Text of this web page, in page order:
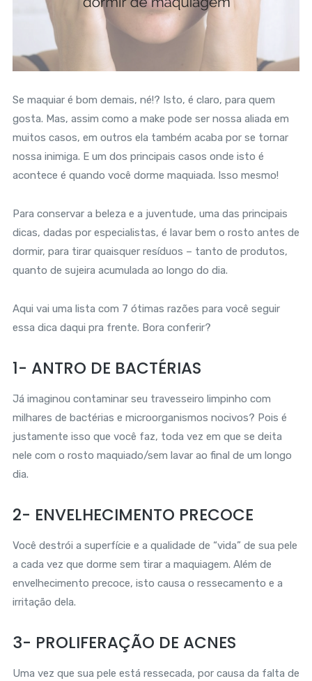
Se maquiar é bom demais, né!? Isto, é claro, para quem
gosta. Mas, assim como a make pode ser nossa aliada em
muitos casos, em outros ela também acaba por se tornar
nossa inimiga. E um dos principais casos onde isto é
acontece é quando você dorme maquiada. Isso mesmo!
Para conservar a beleza e a juventude, uma das principais
dicas, dadas por especialistas, é lavar bem o rosto antes de
dormir, para tirar quaisquer resíduos – tanto de produtos,
quanto de sujeira acumulada ao longo do dia.
Aqui vai uma lista com 7 ótimas razões para você seguir
essa dica daqui pra frente. Bora conferir?
1- ANTRO DE BACTÉRIAS
Já imaginou contaminar seu travesseiro limpinho com
milhares de bactérias e microorganismos nocivos? Pois é
justamente isso que você faz, toda vez em que se deita
nele com o rosto maquiado/sem lavar ao final de um longo
dia.
2- ENVELHECIMENTO PRECOCE
Você destrói a superfície e a qualidade de “vida” de sua pele
a cada vez que dorme sem tirar a maquiagem. Além de
envelhecimento precoce, isto causa o ressecamento e a
irritação dela.
3- PROLIFERAÇÃO DE ACNES
Uma vez que sua pele está ressecada, por causa da falta de